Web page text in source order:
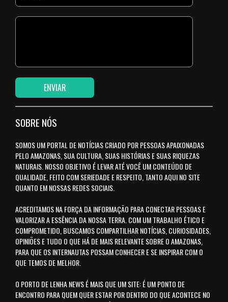
SOBRE NÓS
SOMOS UM PORTAL DE NOTÍCIAS CRIADO POR PESSOAS APAIXONADAS
PELO AMAZONAS, SUA CULTURA, SUAS HISTÓRIAS E SUAS RIQUEZAS
NATURAIS. NOSSO OBJETIVO É LEVAR ATÉ VOCÊ UM CONTEÚDO DE
QUALIDADE, FEITO COM SERIEDADE E RESPEITO, TANTO AQUI NO SITE
QUANTO EM NOSSAS REDES SOCIAIS.
ACREDITAMOS NA FORÇA DA INFORMAÇÃO PARA CONECTAR PESSOAS E
VALORIZAR A ESSÊNCIA DA NOSSA TERRA. COM UM TRABALHO ÉTICO E
COMPROMETIDO, BUSCAMOS COMPARTILHAR NOTÍCIAS, CURIOSIDADES,
OPINIÕES E TUDO O QUE HÁ DE MAIS RELEVANTE SOBRE O AMAZONAS,
PARA QUE OS INTERNAUTAS POSSAM CONHECER E SE INSPIRAR COM O
QUE TEMOS DE MELHOR.
O PORTO DE LENHA NEWS É MAIS QUE UM SITE: É UM PONTO DE
ENCONTRO PARA QUEM QUER ESTAR POR DENTRO DO QUE ACONTECE NO